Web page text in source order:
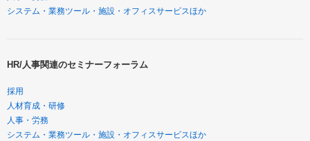
システム・業務ツール・施設・オフィスサービスほか
HR/人事関連のセミナーフォーラム
採用
人材育成・研修
人事・労務
システム・業務ツール・施設・オフィスサービスほか